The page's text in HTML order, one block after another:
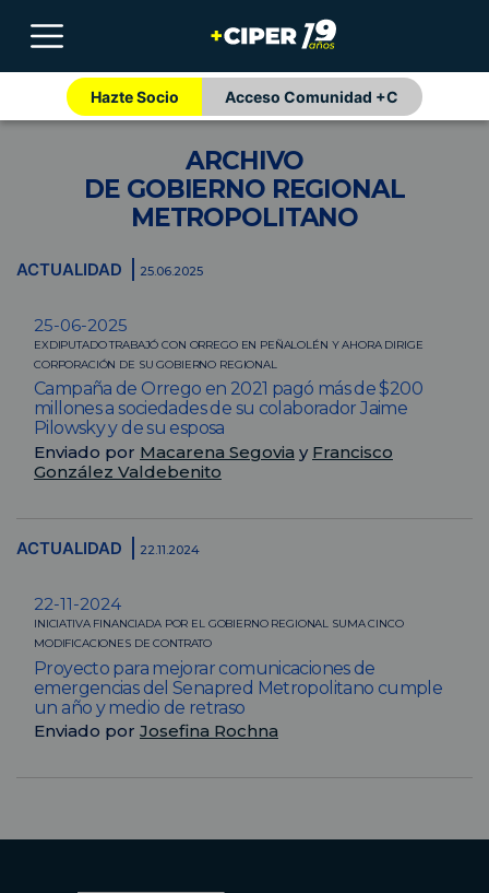
Hazte Socio Acceso Comunidad +C
ARCHIVO
DE GOBIERNO REGIONAL
METROPOLITANO
ACTUALIDAD 25.06.2025
25-06-2025
EXDIPUTADO TRABAJÓ CON ORREGO EN PEÑALOLÉN Y AHORA DIRIGE
CORPORACIÓN DE SU GOBIERNO REGIONAL
Campaña de Orrego en 2021 pagó más de $200
millones a sociedades de su colaborador Jaime
Pilowsky y de su esposa
Enviado por Macarena Segovia y Francisco
González Valdebenito
ACTUALIDAD 22.11.2024
22-11-2024
INICIATIVA FINANCIADA POR EL GOBIERNO REGIONAL SUMA CINCO
MODIFICACIONES DE CONTRATO
Proyecto para mejorar comunicaciones de
emergencias del Senapred Metropolitano cumple
un año y medio de retraso
Enviado por Josefina Rochna